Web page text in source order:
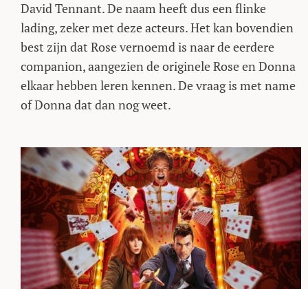
David Tennant. De naam heeft dus een flinke
lading, zeker met deze acteurs. Het kan bovendien
best zijn dat Rose vernoemd is naar de eerdere
companion, aangezien de originele Rose en Donna
elkaar hebben leren kennen. De vraag is met name
of Donna dat dan nog weet.